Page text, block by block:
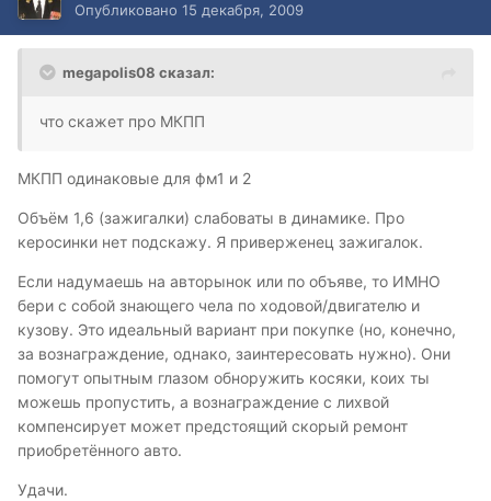
Опубликовано 15 декабря, 2009
megapolis08 сказал:
что скажет про МКПП
МКПП одинаковые для фм1 и 2
Объём 1,6 (зажигалки) слабоваты в динамике. Про
керосинки нет подскажу. Я приверженец зажигалок.
Если надумаешь на авторынок или по объяве, то ИМНО
бери с собой знающего чела по ходовой/двигателю и
кузову. Это идеальный вариант при покупке (но, конечно,
за вознаграждение, однако, заинтересовать нужно). Они
помогут опытным глазом обноружить косяки, коих ты
можешь пропустить, а вознаграждение с лихвой
компенсирует может предстоящий скорый ремонт
приобретённого авто.
Удачи.